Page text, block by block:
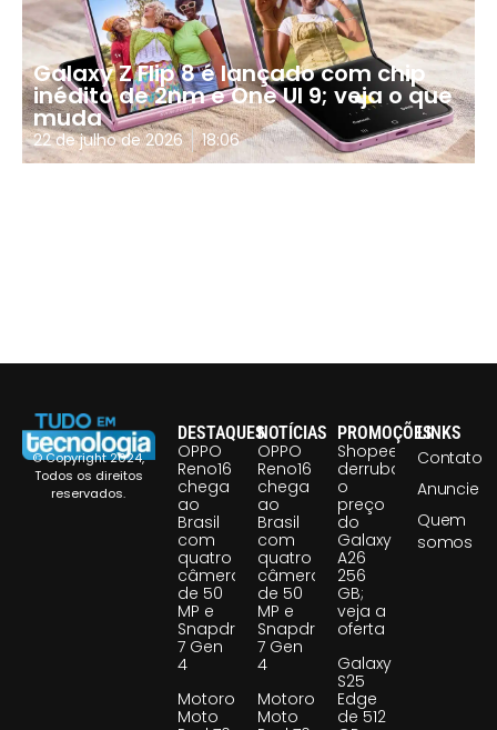
Galaxy Z Flip 8 é lançado com chip
inédito de 2nm e One UI 9; veja o que
muda
22 de julho de 2026 18:06
© Copyright 2024,
Todos os direitos
reservados.
DESTAQUES
OPPO
Reno16
chega
ao
Brasil
com
quatro
câmeras
de 50
MP e
Snapdragon
7 Gen
4
Motorola
Moto
NOTÍCIAS
OPPO
Reno16
chega
ao
Brasil
com
quatro
câmeras
de 50
MP e
Snapdragon
7 Gen
4
Motorola
Moto
PROMOÇÕES
Shopee
derruba
o
preço
do
Galaxy
A26
256
GB;
veja a
oferta
Galaxy
S25
Edge
de 512
LINKS
Contato
Anuncie
Quem
somos